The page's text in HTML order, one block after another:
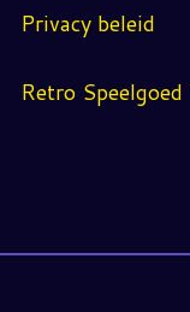
Privacy beleid
Retro